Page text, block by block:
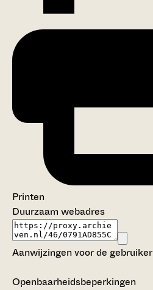
Printen
Duurzaam webadres
Aanwijzingen voor de gebruiker
Openbaarheidsbeperkingen